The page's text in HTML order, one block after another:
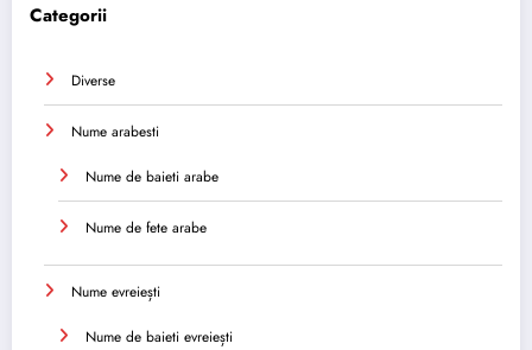
Categorii
Diverse
Nume arabesti
Nume de baieti arabe
Nume de fete arabe
Nume evreiești
Nume de baieti evreiești